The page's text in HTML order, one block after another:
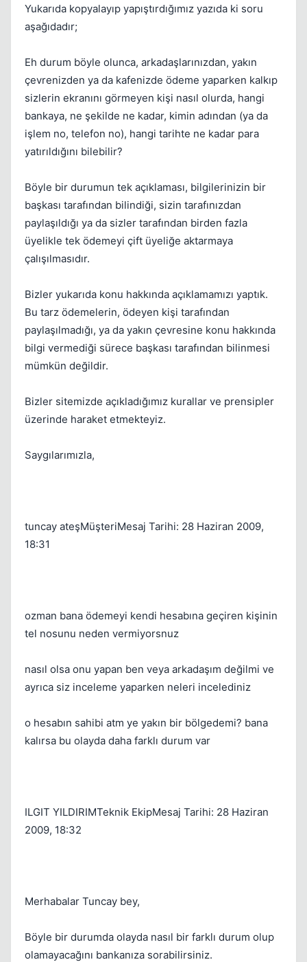
Yukarıda kopyalayıp yapıştırdığımız yazıda ki soru
aşağıdadır;
Eh durum böyle olunca, arkadaşlarınızdan, yakın
çevrenizden ya da kafenizde ödeme yaparken kalkıp
sizlerin ekranını görmeyen kişi nasıl olurda, hangi
bankaya, ne şekilde ne kadar, kimin adından (ya da
işlem no, telefon no), hangi tarihte ne kadar para
yatırıldığını bilebilir?
Böyle bir durumun tek açıklaması, bilgilerinizin bir
başkası tarafından bilindiği, sizin tarafınızdan
paylaşıldığı ya da sizler tarafından birden fazla
üyelikle tek ödemeyi çift üyeliğe aktarmaya
çalışılmasıdır.
Bizler yukarıda konu hakkında açıklamamızı yaptık.
Bu tarz ödemelerin, ödeyen kişi tarafından
paylaşılmadığı, ya da yakın çevresine konu hakkında
bilgi vermediği sürece başkası tarafından bilinmesi
mümkün değildir.
Bizler sitemizde açıkladığımız kurallar ve prensipler
üzerinde haraket etmekteyiz.
Saygılarımızla,
tuncay ateşMüşteriMesaj Tarihi: 28 Haziran 2009,
18:31
ozman bana ödemeyi kendi hesabına geçiren kişinin
tel nosunu neden vermiyorsnuz
nasıl olsa onu yapan ben veya arkadaşım değilmi ve
ayrıca siz inceleme yaparken neleri incelediniz
o hesabın sahibi atm ye yakın bir bölgedemi? bana
kalırsa bu olayda daha farklı durum var
ILGIT YILDIRIMTeknik EkipMesaj Tarihi: 28 Haziran
2009, 18:32
Merhabalar Tuncay bey,
Böyle bir durumda olayda nasıl bir farklı durum olup
olamayacağını bankanıza sorabilirsiniz.